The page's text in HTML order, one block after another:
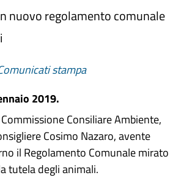
nuovo regolamento comunale
stampa
2019.
Consiliare Ambiente,
Cosimo Nazaro, avente
il Regolamento Comunale mirato
tutela degli animali.